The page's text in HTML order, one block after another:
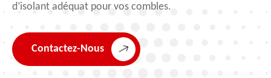
d’isolant adéquat pour vos combles.
Contactez-Nous